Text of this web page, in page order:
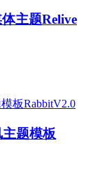
主题Relive
题模板